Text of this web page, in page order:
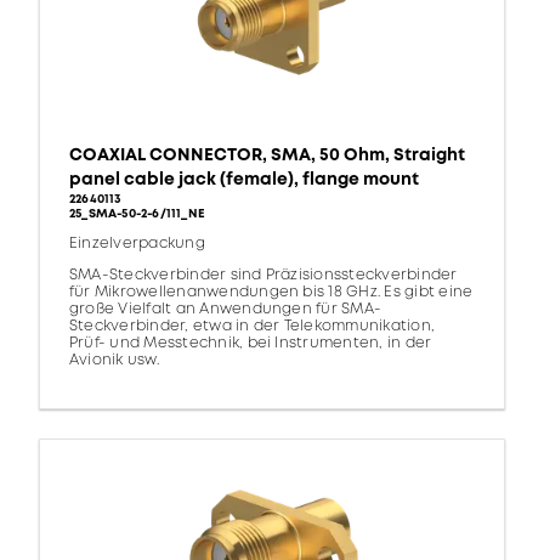
COAXIAL CONNECTOR, SMA, 50 Ohm, Straight
panel cable jack (female), flange mount
22640113
25_SMA-50-2-6/111_NE
Einzelverpackung
SMA-Steckverbinder sind Präzisionssteckverbinder
für Mikrowellenanwendungen bis 18 GHz. Es gibt eine
große Vielfalt an Anwendungen für SMA-
Steckverbinder, etwa in der Telekommunikation,
Prüf- und Messtechnik, bei Instrumenten, in der
Avionik usw.